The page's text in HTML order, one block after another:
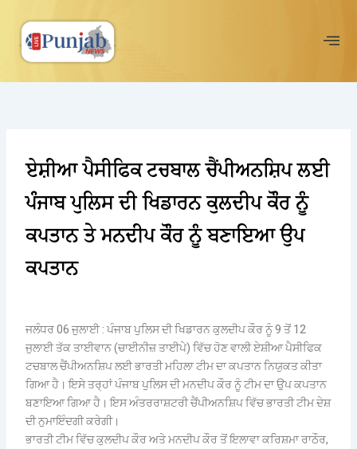
content
ਏਸ਼ੀਆ ਪੈਸੀਫਿਕ ਟਚਬਾਲ ਚੈਂਪੀਅਨਸ਼ਿਪ ਲਈ
ਪੰਜਾਬ ਪੁਲਿਸ ਦੀ ਖਿਡਾਰਨ ਕੁਲਦੀਪ ਕੌਰ ਨੂੰ
ਕਪਤਾਨ ਤੇ ਮਨਦੀਪ ਕੌਰ ਨੂੰ ਬਣਾਇਆ ਉਪ
ਕਪਤਾਨ
ਜਲੰਧਰ 06 ਜੁਲਾਈ : ਪੰਜਾਬ ਪੁਲਿਸ ਦੀ ਖਿਡਾਰਨ ਕੁਲਦੀਪ ਕੌਰ ਨੂੰ 9 ਤੋਂ 12
ਜੁਲਾਈ ਤੱਕ ਤਾਈਵਾਨ (ਚਾਈਨੀਜ਼ ਤਾਈਪੇ) ਵਿੱਚ ਹੋਣ ਵਾਲੀ ਏਸ਼ੀਆ ਪੈਸੀਫਿਕ
ਟਚਬਾਲ ਚੈਂਪੀਅਨਸ਼ਿਪ ਲਈ ਭਾਰਤੀ ਮਹਿਲਾ ਟੀਮ ਦਾ ਕਪਤਾਨ ਨਿਯੁਕਤ ਕੀਤਾ
ਗਿਆ ਹੈ। ਇਸੇ ਤਰ੍ਹਾਂ ਪੰਜਾਬ ਪੁਲਿਸ ਦੀ ਮਨਦੀਪ ਕੌਰ ਨੂੰ ਟੀਮ ਦਾ ਉਪ ਕਪਤਾਨ
ਬਣਾਇਆ ਗਿਆ ਹੈ। ਇਸ ਅੰਤਰਰਾਸ਼ਟਰੀ ਚੈਂਪੀਅਨਸ਼ਿਪ ਵਿੱਚ ਭਾਰਤੀ ਟੀਮ ਦੇਸ਼
ਦੀ ਨੁਮਾਇੰਦਗੀ ਕਰੇਗੀ।
ਭਾਰਤੀ ਟੀਮ ਵਿੱਚ ਕੁਲਦੀਪ ਕੌਰ ਅਤੇ ਮਨਦੀਪ ਕੌਰ ਤੋਂ ਇਲਾਵਾ ਕਰਿਸ਼ਮਾ ਰਾਠੌਰ,